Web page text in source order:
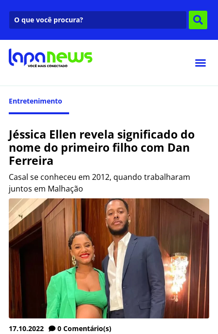
Entretenimento
Jéssica Ellen revela significado do
nome do primeiro filho com Dan
Ferreira
Casal se conheceu em 2012, quando trabalharam
juntos em Malhação
17.10.2022 0 Comentário(s)